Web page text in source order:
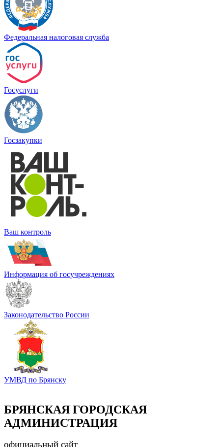
Федеральная налоговая служба
Госуслуги
Госзакупки
Ваш контроль
Информация об госучреждениях
Законодательство России
УМВД по Брянску
БРЯНСКАЯ ГОРОДСКАЯ
АДМИНИСТРАЦИЯ
официальный сайт